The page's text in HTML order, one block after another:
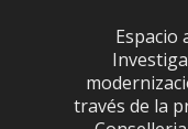
Espacio
través de la